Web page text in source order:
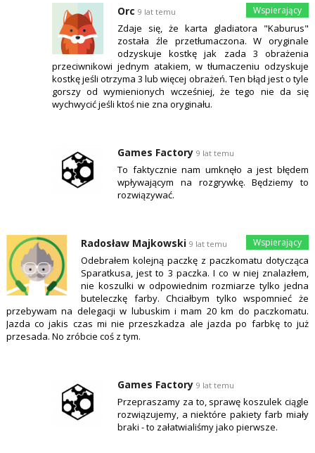
Orc 9 lat temu
Zdaje się, że karta gladiatora "Kaburus"
została źle przetłumaczona. W oryginale
odzyskuje kostkę jak zada 3 obrażenia
przeciwnikowi jednym atakiem, w tłumaczeniu odzyskuje
kostkę jeśli otrzyma 3 lub więcej obrażeń. Ten błąd jest o tyle
gorszy od wymienionych wcześniej, że tego nie da się
wychwycić jeśli ktoś nie zna oryginału.
Games Factory 9 lat temu
To faktycznie nam umknęło a jest błędem
wpływającym na rozgrywkę. Będziemy to
rozwiązywać.
Radosław Majkowski 9 lat temu
Odebrałem kolejną paczkę z paczkomatu dotycząca
Sparatkusa, jest to 3 paczka. I co w niej znalazłem,
nie koszulki w odpowiednim rozmiarze tylko jedna
buteleczkę farby. Chciałbym tylko wspomnieć że
przebywam na delegacji w lubuskim i mam 20 km do paczkomatu.
Jazda co jakis czas mi nie przeszkadza ale jazda po farbkę to już
przesada. No zróbcie coś z tym.
Games Factory 9 lat temu
Przepraszamy za to, sprawę koszulek ciągle
rozwiązujemy, a niektóre pakiety farb miały
braki - to załatwialiśmy jako pierwsze.